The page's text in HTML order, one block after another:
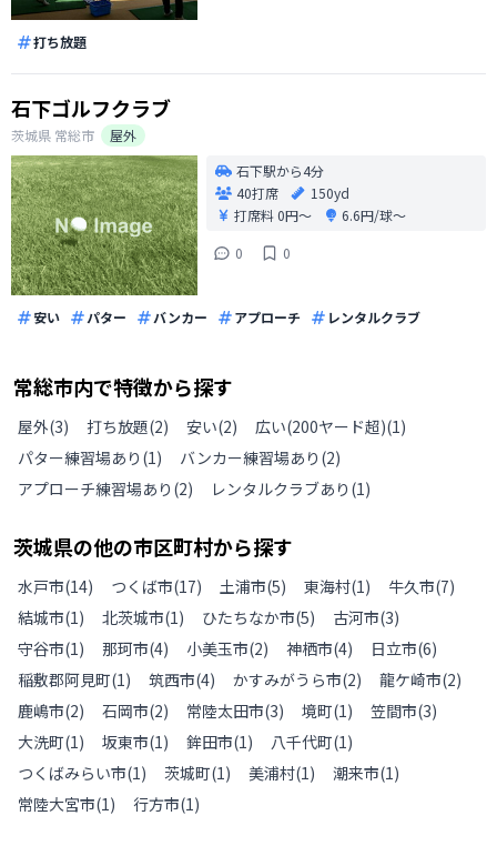
打ち放題
石下ゴルフクラブ
茨城県 常総市
屋外
石下駅から4分
40打席
150yd
打席料0円〜
6.6円/球〜
0
0
安い パター バンカー アプローチ レンタルクラブ
常総市内で特徴から探す
屋外(3) 打ち放題(2) 安い(2) 広い(200ヤード超)(1)
パター練習場あり (1) バンカー練習場あり (2)
アプローチ練習場あり (2) レンタルクラブあり (1)
茨城県の他の市区町村から探す
水戸市(14) つくば市(17) 土浦市(5) 東海村(1) 牛久市(7)
結城市(1) 北茨城市(1) ひたちなか市(5) 古河市(3)
守谷市(1) 那珂市(4) 小美玉市(2) 神栖市(4) 日立市(6)
稲敷郡阿見町(1) 筑西市(4) かすみがうら市(2) 龍ケ崎市(2)
鹿嶋市(2) 石岡市(2) 常陸太田市(3) 境町(1) 笠間市(3)
大洗町(1) 坂東市(1) 鉾田市(1) 八千代町(1)
つくばみらい市(1) 茨城町(1) 美浦村(1) 潮来市(1)
常陸大宮市(1) 行方市(1)